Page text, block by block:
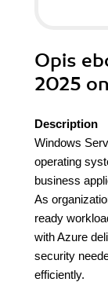
Opis
2025
Description
Windows
operating
business
As
ready
with Azure
security
efficiently.